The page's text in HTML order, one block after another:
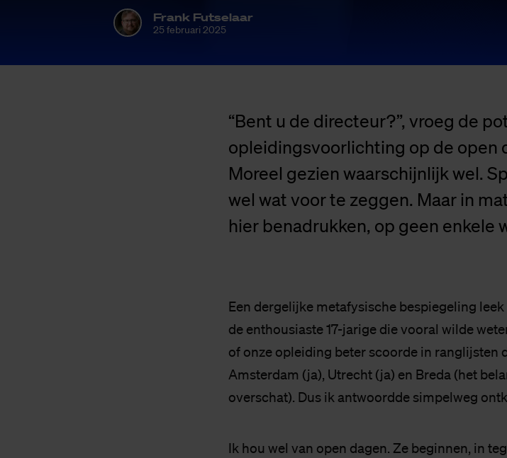
Frank Futselaar
25 februari 2025
“Bent u de directeur?”, vroeg de
opleidingsvoorlichting op de open
Moreel gezien waarschijnlijk wel.
wel wat voor te zeggen. Maar in
hier benadrukken, op geen enkele
Een dergelijke metafysische bespiegeling
de enthousiaste 17-jarige die vooral wilde
of onze opleiding beter scoorde in ranglijsten
Amsterdam (ja), Utrecht (ja) en Breda (het
overschat). Dus ik antwoordde simpelweg
Ik hou wel van open dagen. Ze beginnen, in